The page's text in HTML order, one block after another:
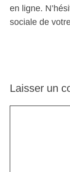
en ligne.
sociale de
Laisser un